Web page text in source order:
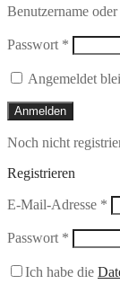
Benutzername
Passwort *
Angemeldet
Anmelden
Noch nicht
Registrieren
E-Mail-Adresse *
Passwort *
Ich habe die